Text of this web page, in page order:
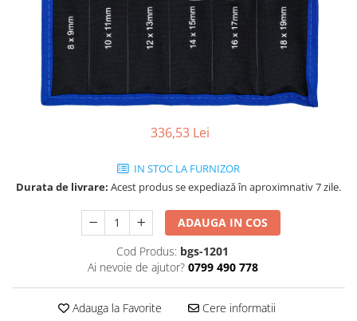
336,53 Lei
IN STOC LA FURNIZOR
Durata de livrare: Acest produs se expediază în aproximnativ 7 zile.
ADAUGA IN COS
Cod Produs: bgs-1201
Ai nevoie de ajutor? 0799 490 778
Adauga la Favorite Cere informatii